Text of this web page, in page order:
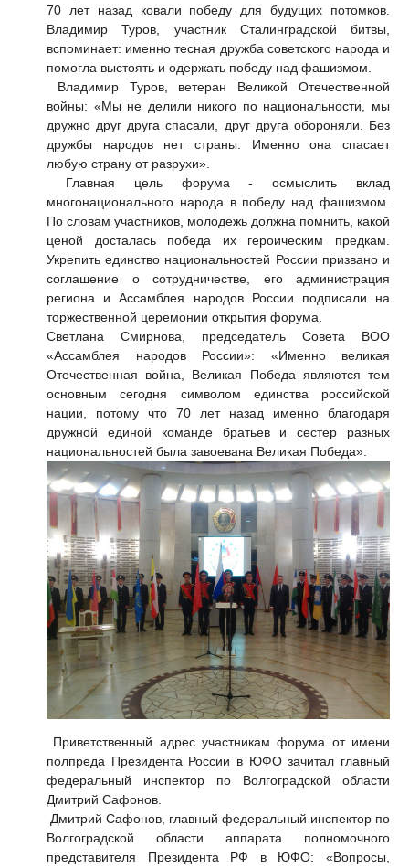
70 лет назад ковали победу для будущих потомков.
Владимир Туров, участник Сталинградской битвы,
вспоминает: именно тесная дружба советского народа и
помогла выстоять и одержать победу над фашизмом.
Владимир Туров, ветеран Великой Отечественной
войны: «Мы не делили никого по национальности, мы
дружно друг друга спасали, друг друга обороняли. Без
дружбы народов нет страны. Именно она спасает
любую страну от разрухи».
Главная цель форума - осмыслить вклад
многонационального народа в победу над фашизмом.
По словам участников, молодежь должна помнить, какой
ценой досталась победа их героическим предкам.
Укрепить единство национальностей России призвано и
соглашение о сотрудничестве, его администрация
региона и Ассамблея народов России подписали на
торжественной церемонии открытия форума.
Светлана Смирнова, председатель Совета ВОО
«Ассамблея народов России»: «Именно великая
Отечественная война, Великая Победа являются тем
основным сегодня символом единства российской
нации, потому что 70 лет назад именно благодаря
дружной единой команде братьев и сестер разных
национальностей была завоевана Великая Победа».
Приветственный адрес участникам форума от имени
полпреда Президента России в ЮФО зачитал главный
федеральный инспектор по Волгоградской области
Дмитрий Сафонов.
Дмитрий Сафонов, главный федеральный инспектор по
Волгоградской области аппарата полномочного
представителя Президента РФ в ЮФО: «Вопросы,